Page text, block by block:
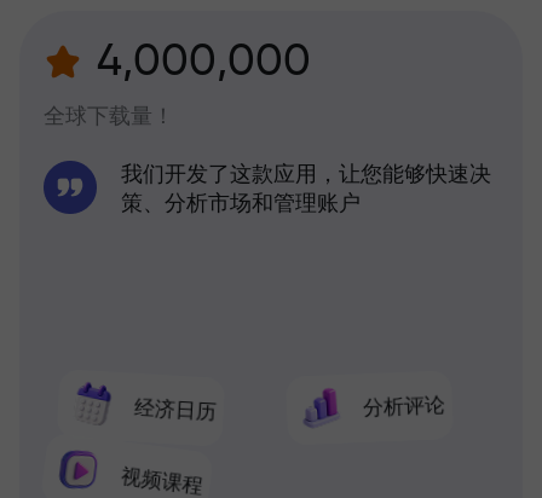
4,000,000
全球下载量！
经济日历 分析评论
视频课程
我们开发了这款应用，让您能够快速决
策、分析市场和管理账户